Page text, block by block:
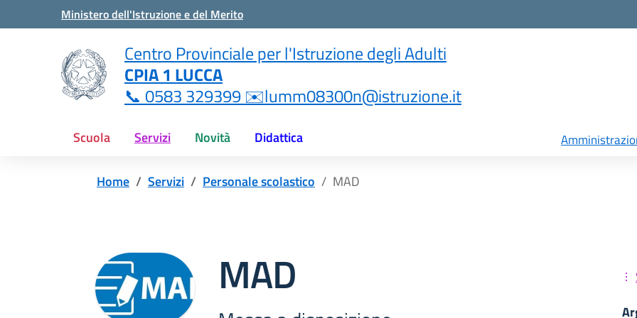
Vai ai contenuti
Vai al menu di navigazione
Ministero dell'Istruzione e del Merito
Centro Provinciale per l'Istruzione degli Adulti
CPIA 1 LUCCA
📞 0583 329399 ✉️lumm08300n@istruzione.it
Scuola Servizi Novità Didattica
Home Servizi Personale scolastico MAD
MAD